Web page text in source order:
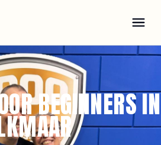
BEGINNERS IN